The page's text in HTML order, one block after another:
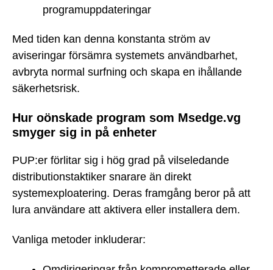
programuppdateringar
Med tiden kan denna konstanta ström av
aviseringar försämra systemets användbarhet,
avbryta normal surfning och skapa en ihållande
säkerhetsrisk.
Hur oönskade program som Msedge.vg
smyger sig in på enheter
PUP:er förlitar sig i hög grad på vilseledande
distributionstaktiker snarare än direkt
systemexploatering. Deras framgång beror på att
lura användare att aktivera eller installera dem.
Vanliga metoder inkluderar: